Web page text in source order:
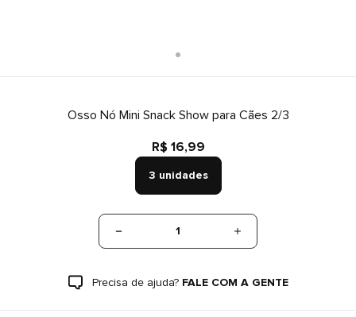
Osso Nó Mini Snack Show para Cães 2/3
R$ 16,99
3 unidades
1
Precisa de ajuda? FALE COM A GENTE